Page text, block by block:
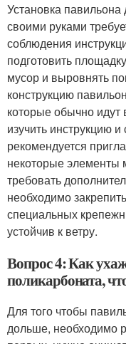
Установка
своими руками
соблюдения
подготовить
мусор и выровнять
конструкцию
которые обычно
изучить инструкцию
рекомендуется
некоторые элементы
требовать
необходимо
специальных
устойчив к ветру.
Вопрос 4: Как
поликарбоната,
Для того чтобы
дольше, необходимо